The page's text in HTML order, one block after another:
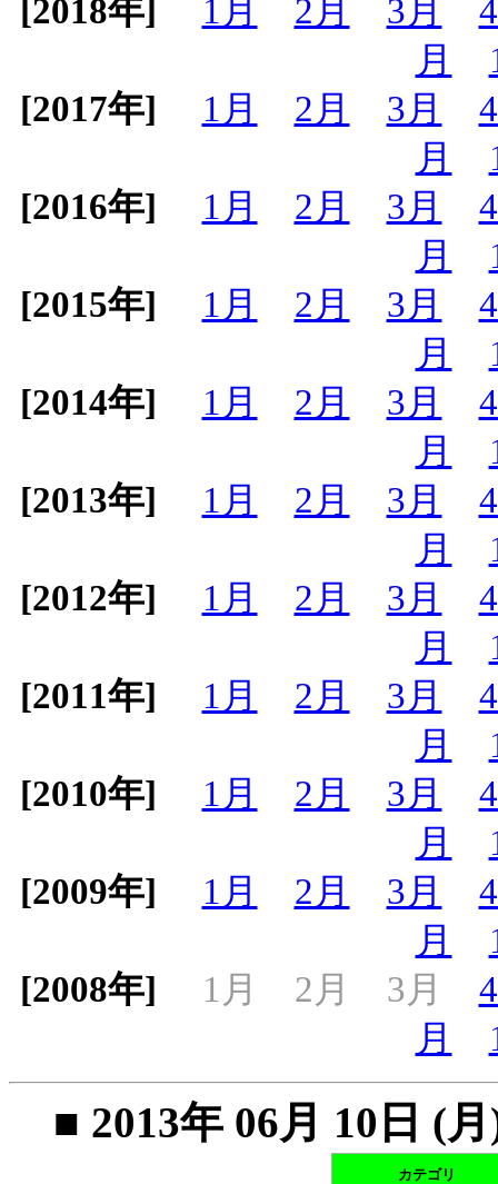
[2018年] 1月 2月 3月
月
[2017年]
1月 2月 3月
月
[2016年]
1月 2月 3月
月
[2015年]
1月 2月 3月
月
[2014年]
1月 2月 3月
月
[2013年]
1月 2月 3月
月
[2012年]
1月 2月 3月
月
[2011年]
1月 2月 3月
月
[2010年]
1月 2月 3月
月
[2009年]
1月 2月 3月
月
[2008年]
1月 2月 3月
月
■ 2013年 06月 10日 (
カテゴリ